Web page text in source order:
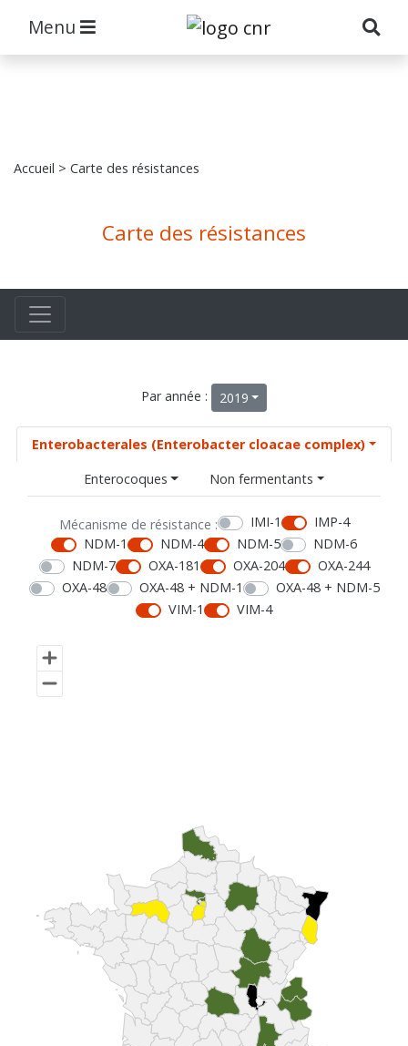
Menu
Accueil > Carte des résistances
Carte des résistances
Par année : 2019
Enterobacterales (Enterobacter cloacae complex)
Enterocoques
Non fermentants
Mécanisme de résistance : IMI-1
IMP-4
NDM-1
NDM-4 NDM-5
NDM-6
NDM-7
OXA-181 OXA-204
OXA-244
OXA-48
OXA-48 + NDM-1
OXA-48 + NDM-5
VIM-1
VIM-4